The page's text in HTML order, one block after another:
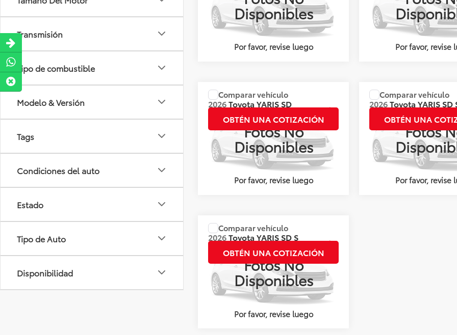
Transmisión
Tipo de combustible
Modelo & Versión
Tags
Condiciones del auto
Estado
Tipo de Auto
Disponibilidad
Disponibles
Por favor, revise luego
143881
Disponible Ext. Int.
Por favor, revise
144167
Disponible
Fotos No
Disponibles
Por favor, revise luego
2026ToyotaYARIS SD
BASE CVT
144667
Disponible Ext. Int.
Precio: Llámanos para Obtener el Precio
OBTÉN UNA COTIZACIÓN
Comparar vehículo
Fotos
Por favor, revise
2026ToyotaYARIS SD
CVT
144643
Disponible
Precio: Llámanos para
OBTÉN UNA
Comparar vehículo
Fotos No
Disponibles
Por favor, revise luego
2026ToyotaYARIS SD S
CVT
144699
Disponible Ext. Int.
Precio: Llámanos para Obtener el Precio
OBTÉN UNA COTIZACIÓN
Comparar vehículo